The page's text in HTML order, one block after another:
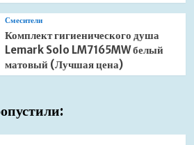
Смесители
Комплект гигиенического душа
Lemark Solo LM7165MW белый
матовый (Лучшая цена)